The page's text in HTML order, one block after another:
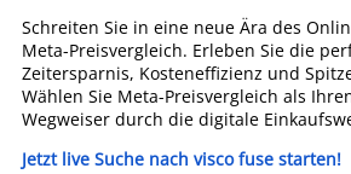
Schreiten Sie in eine neue Ära des
Meta-Preisvergleich. Erleben Sie die
Zeitersparnis, Kosteneffizienz und
Wählen Sie Meta-Preisvergleich als
Wegweiser durch die digitale
Jetzt live Suche nach visco fuse starten!